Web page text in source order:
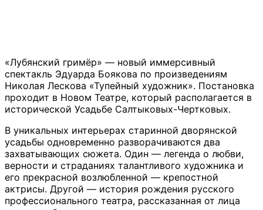
«Лубянский гримёр» — новый иммерсивный
спектакль Эдуарда Боякова по произведениям
Николая Лескова «Тупейный художник». Постановка
проходит в Новом Театре, который располагается в
исторической Усадьбе Салтыковых-Чертковых.
В уникальных интерьерах старинной дворянской
усадьбы одновременно разворачиваются два
захватывающих сюжета. Один — легенда о любви,
верности и страданиях талантливого художника и
его прекрасной возлюбленной — крепостной
актрисы. Другой — история рождения русского
профессионального театра, рассказанная от лица